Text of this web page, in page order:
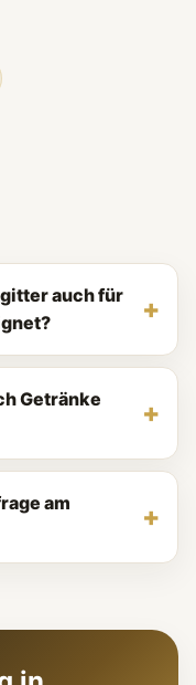
auch für
Getränke
am